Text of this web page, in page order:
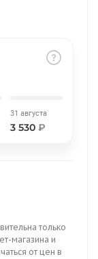
31 августа
3 530 ₽
только
магазина и
от цен в